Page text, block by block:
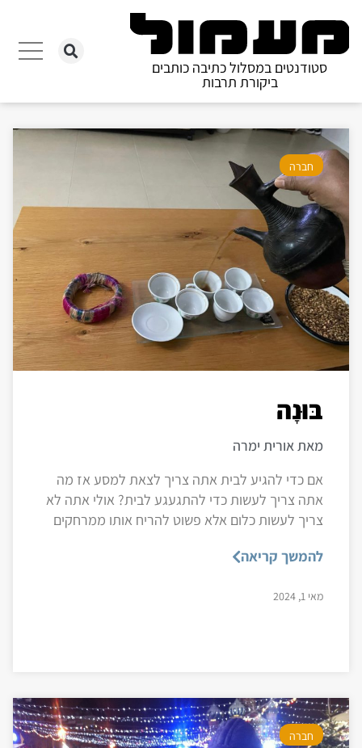
סטודנטים במסלול כתיבה כותבים
ביקורת תרבות
חברה
בּוּנָה
מאת אורית ימרה
אם כדי להגיע לבית אתה צריך לצאת למסע אז מה
אתה צריך לעשות כדי להתגעגע לבית? אולי אתה לא
צריך לעשות כלום אלא פשוט להריח אותו ממרחקים
להמשך קריאה
מאי 1, 2024
חברה